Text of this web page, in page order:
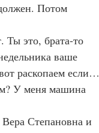
Потом
Ты это, брата-то
ваше
раскопаем если…
У меня машина
Степановна и